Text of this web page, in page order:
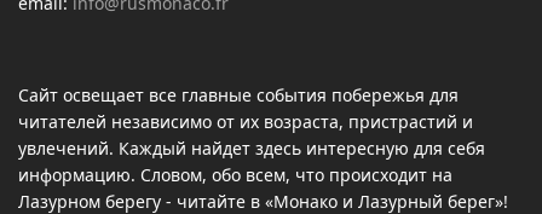
Сайт освещает все главные события побережья для
читателей независимо от их возраста, пристрастий и
увлечений. Каждый найдет здесь интересную для себя
информацию. Словом, обо всем, что происходит на
Лазурном берегу - читайте в «Монако и Лазурный берег»!